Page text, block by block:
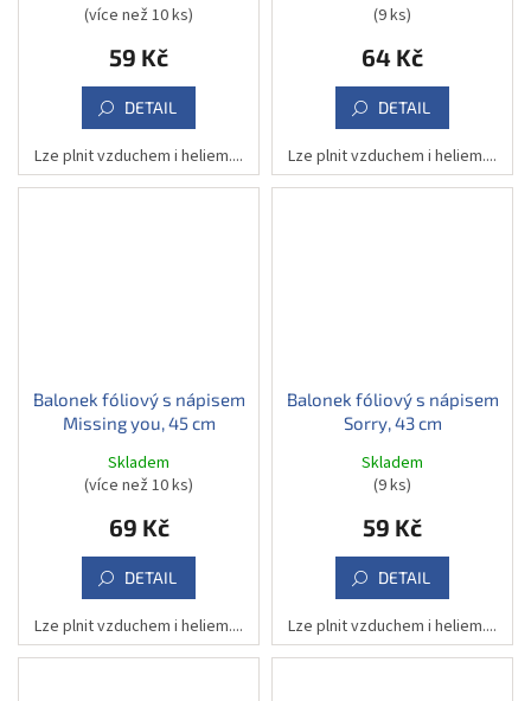
(více než 10 ks)
59 Kč
DETAIL
Lze plnit vzduchem i heliem....
(9 ks)
64 Kč
DETAIL
Lze plnit vzduchem i heliem....
Balonek fóliový s nápisem
Missing you, 45 cm
Skladem
(více než 10 ks)
69 Kč
DETAIL
Lze plnit vzduchem i heliem....
Balonek fóliový s nápisem
Sorry, 43 cm
Skladem
(9 ks)
59 Kč
DETAIL
Lze plnit vzduchem i heliem....